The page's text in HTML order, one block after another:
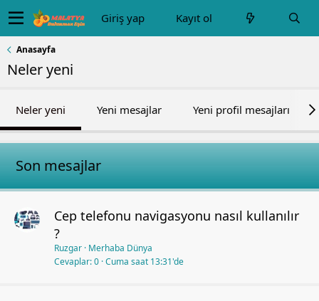
Giriş yap Kayıt ol
Anasayfa
Neler yeni
Neler yeni Yeni mesajlar Yeni profil mesajları
Son mesajlar
Cep telefonu navigasyonu nasıl kullanılır
?
Ruzgar Merhaba Dünya
Cevaplar 0 Cuma saat 13:31'de